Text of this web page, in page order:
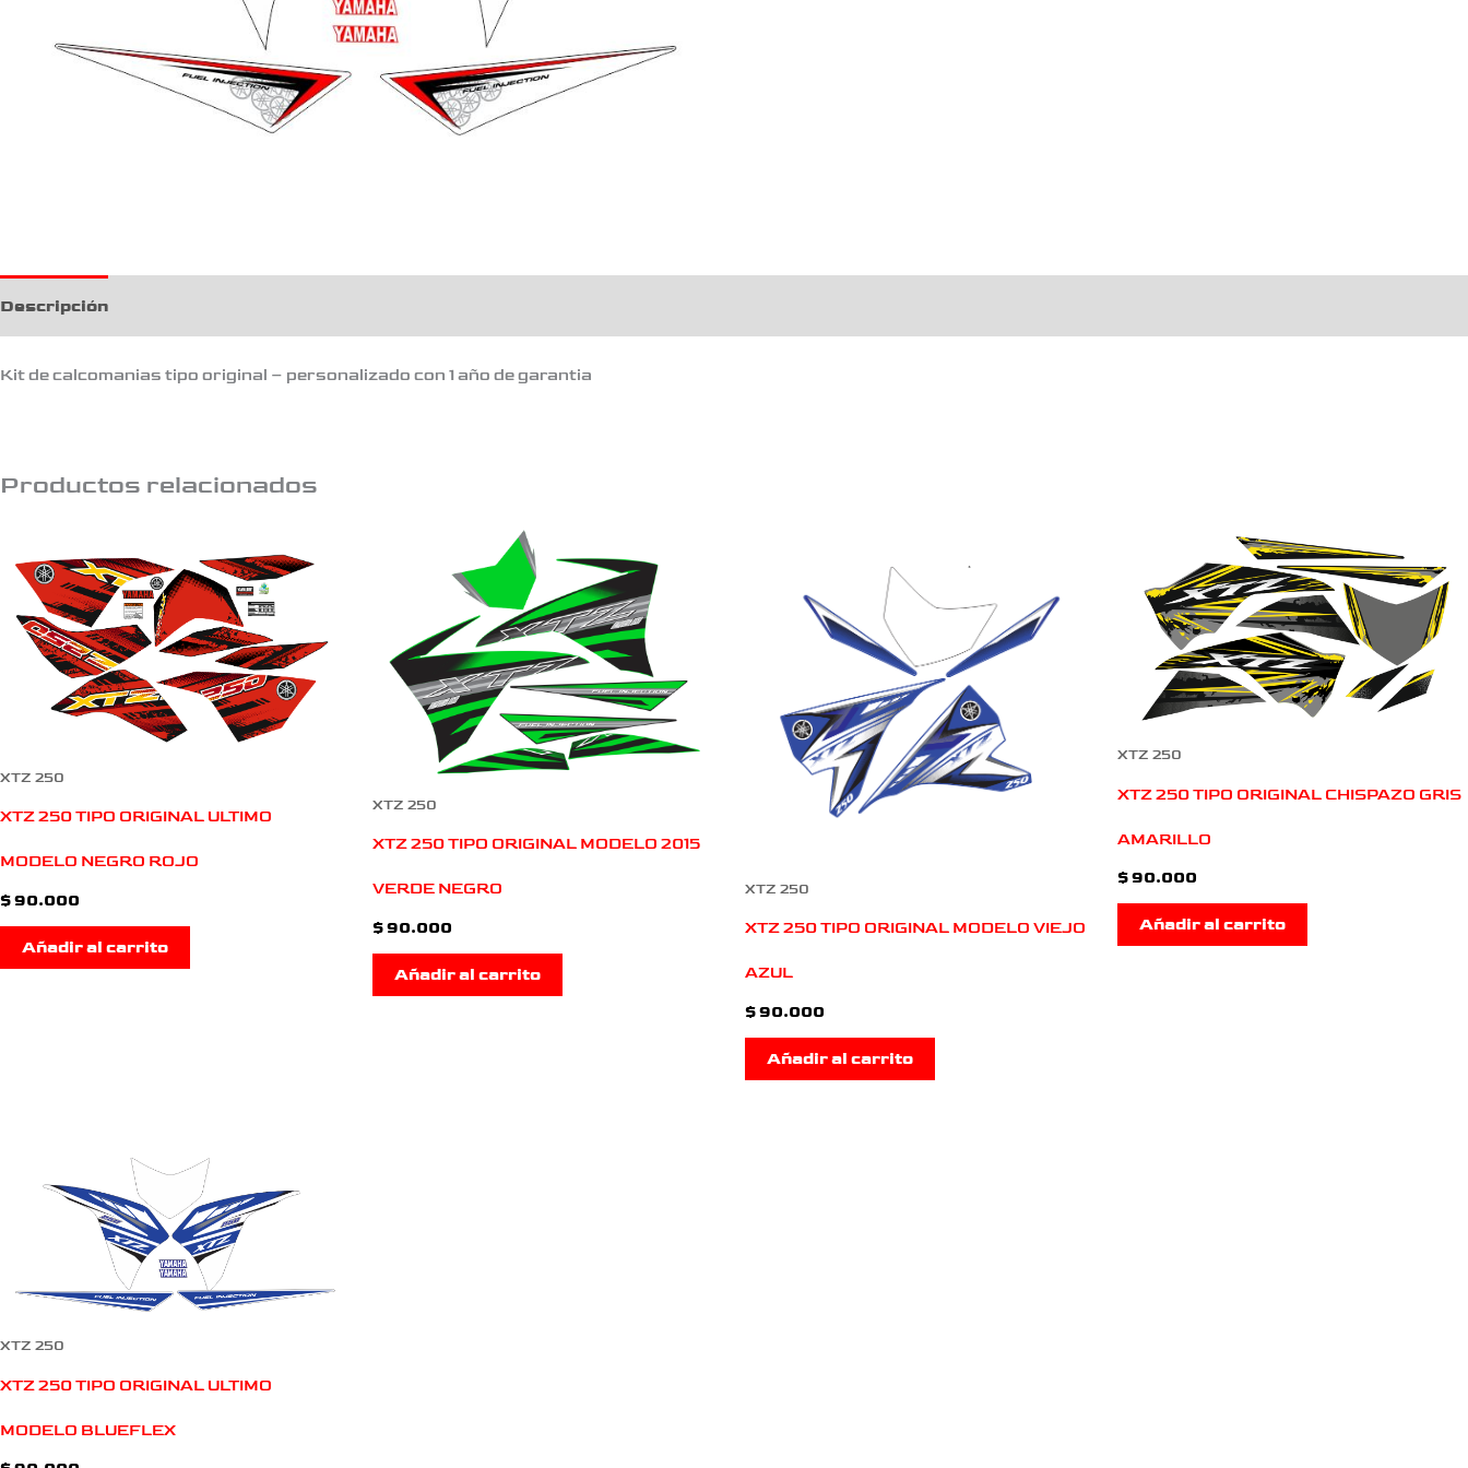
Descripción
Kit de calcomanias tipo original – personalizado con 1 año de garantia
Productos relacionados
XTZ 250
XTZ 250 TIPO ORIGINAL ULTIMO
MODELO NEGRO ROJO
$90.000
Añadir al carrito
XTZ 250
XTZ 250 TIPO ORIGINAL MODELO 2015
VERDE NEGRO
$90.000
Añadir al carrito
XTZ 250
XTZ 250 TIPO ORIGINAL MODELO VIEJO
AZUL
$90.000
Añadir al carrito
XTZ 250
XTZ 250 TIPO ORIGINAL CHISPAZO GRIS
AMARILLO
$90.000
Añadir al carrito
XTZ 250
XTZ 250 TIPO ORIGINAL ULTIMO
MODELO BLUEFLEX